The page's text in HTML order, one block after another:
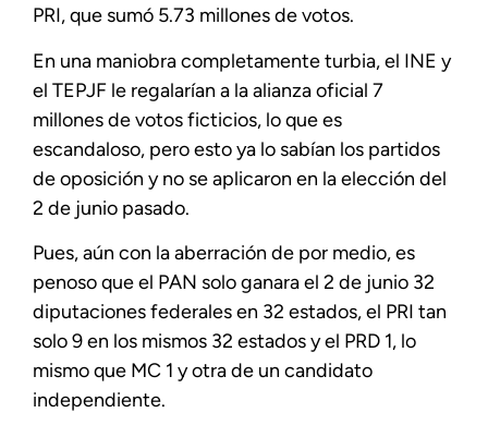
PRI, que sumó 5.73 millones de votos.
En una maniobra completamente turbia, el INE y
el TEPJF le regalarían a la alianza oficial 7
millones de votos ficticios, lo que es
escandaloso, pero esto ya lo sabían los partidos
de oposición y no se aplicaron en la elección del
2 de junio pasado.
Pues, aún con la aberración de por medio, es
penoso que el PAN solo ganara el 2 de junio 32
diputaciones federales en 32 estados, el PRI tan
solo 9 en los mismos 32 estados y el PRD 1, lo
mismo que MC 1 y otra de un candidato
independiente.